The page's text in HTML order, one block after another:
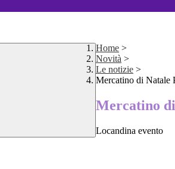
Home >
Novità >
Le notizie >
Mercatino di Natale
Mercatino di
Locandina evento